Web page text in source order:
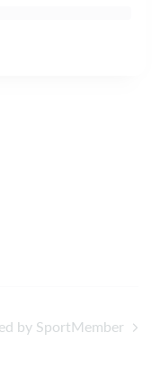
by SportMember